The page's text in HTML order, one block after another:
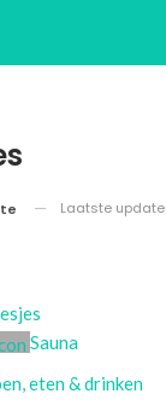
Laatste update
Sauna
eten & drinken